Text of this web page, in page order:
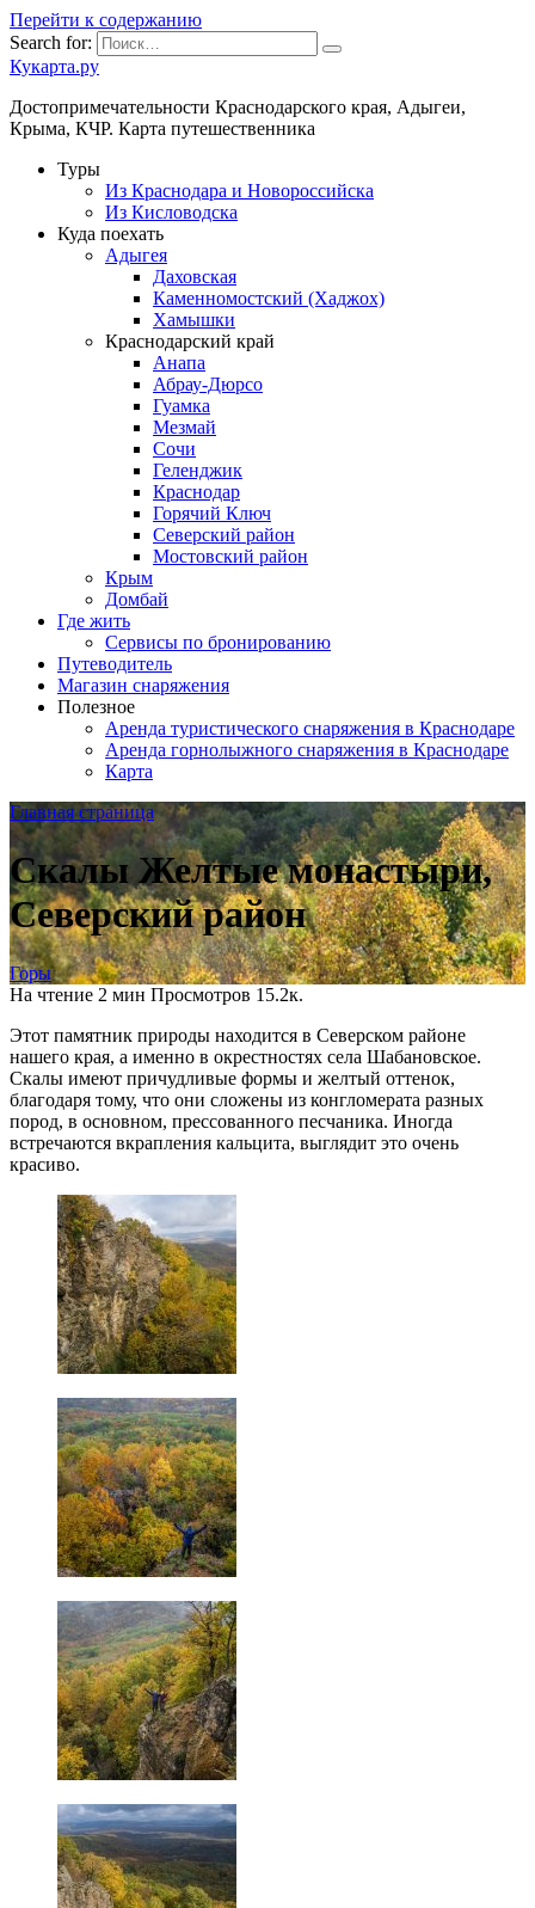
Перейти к содержанию
Search for:
Кукарта.ру
Достопримечательности Краснодарского края, Адыгеи,
Крыма, КЧР. Карта путешественника
Туры
Из Краснодара и Новороссийска
Из Кисловодска
Куда поехать
Адыгея
Даховская
Каменномостский (Хаджох)
Хамышки
Краснодарский край
Анапа
Абрау-Дюрсо
Гуамка
Мезмай
Сочи
Геленджик
Краснодар
Горячий Ключ
Северский район
Мостовский район
Крым
Домбай
Где жить
Сервисы по бронированию
Путеводитель
Магазин снаряжения
Полезное
Аренда туристического снаряжения в Краснодаре
Аренда горнолыжного снаряжения в Краснодаре
Карта
Главная страница
Скалы Желтые монастыри,
Северский район
Горы
На чтение 2 мин Просмотров 15.2к.
Этот памятник природы находится в Северском районе
нашего края, а именно в окрестностях села Шабановское.
Скалы имеют причудливые формы и желтый оттенок,
благодаря тому, что они сложены из конгломерата разных
пород, в основном, прессованного песчаника. Иногда
встречаются вкрапления кальцита, выглядит это очень
красиво.